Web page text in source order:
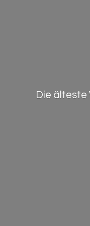
Die älteste